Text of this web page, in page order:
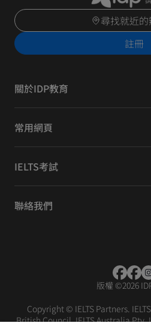
尋找就近
註冊
關於IDP教育
常用網頁
IELTS考試
聯絡我們
版權 ©2026
Copyright © IELTS Partners.
British Council, IELTS Australia